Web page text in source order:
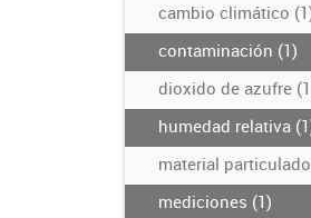
cambio climático
contaminación (1)
dioxido de azufre
humedad relativa
material
mediciones (1)